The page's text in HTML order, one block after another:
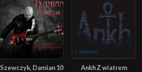
Szewczyk, Damian 10
Ankh Z wiatrem